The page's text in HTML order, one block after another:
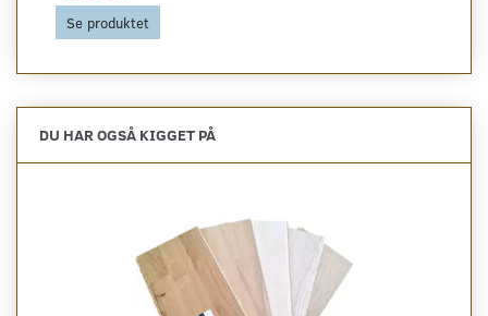
Se produktet
DU HAR OGSÅ KIGGET PÅ